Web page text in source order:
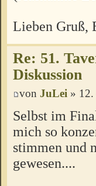
Lieben Gruß,
Re: 51.
Diskussion
von JuLei »
Selbst im
mich so
stimmen und
gewesen....